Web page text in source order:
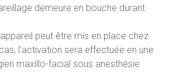
demeure en bouche durant
peut être mis en place chez
l’activation sera effectuée en une
maxillo-facial sous anesthésie